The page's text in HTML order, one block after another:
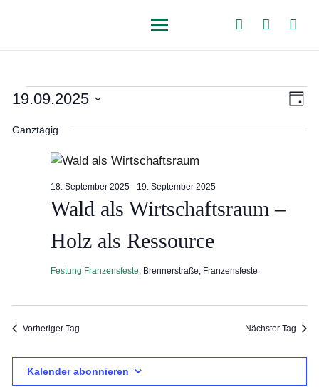
Veranstaltungen
für
September
2025
Tag
19.09.2025
wählen.
Ganztägig
Wald als Wirtschaftsraum –
Holz als Ressource
18. September 2025 - 19. September 2025
Festung Franzensfeste, Brennerstraße, Franzensfeste
Vorheriger Tag Nächster Tag
Kalender abonnieren